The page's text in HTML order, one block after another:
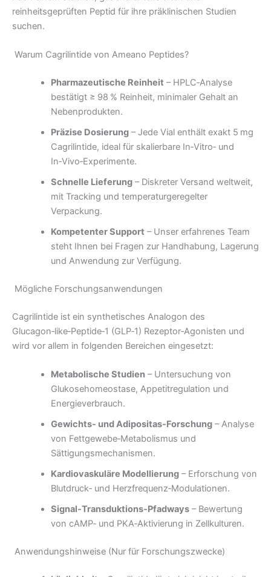
reinheitsgeprüften Peptid für ihre präklinischen Studien
suchen.
Warum Cagrilintide von Ameano Peptides?
Pharmazeutische Reinheit – HPLC‑Analyse
bestätigt ≥ 98 % Reinheit, minimaler Gehalt an
Nebenprodukten.
Präzise Dosierung– Jede Vial enthält exakt 5 mg
Cagrilintide, ideal für skalierbare In‑Vitro‑ und
In‑Vivo‑Experimente.
Schnelle Lieferung– Diskreter Versand weltweit,
mit Tracking und temperaturgeregelter
Verpackung.
Kompetenter Support – Unser erfahrenes Team
steht Ihnen bei Fragen zur Handhabung, Lagerung
und Anwendung zur Verfügung.
Mögliche Forschungsanwendungen
Cagrilintide ist ein synthetisches Analogon des
Glucagon‑like‑Peptide‑1 (GLP‑1) Rezeptor‑Agonisten und
wird vor allem in folgenden Bereichen eingesetzt:
Metabolische Studien– Untersuchung von
Glukosehomeostase, Appetitregulation und
Energieverbrauch.
Gewichts‑ und Adipositas‑Forschung– Analyse
von Fettgewebe‑Metabolismus und
Sättigungsmechanismen.
Kardiovaskuläre Modellierung– Erforschung von
Blutdruck‑ und Herzfrequenz‑Modulationen.
Signal‑Transduktions‑Pfadways– Bewertung
von cAMP‑ und PKA‑Aktivierung in Zellkulturen.
Anwendungshinweise (Nur für Forschungszwecke)